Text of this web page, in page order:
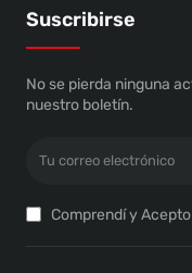
Suscribirse
No se pierda ninguna
nuestro boletín.
correo
Comprendí y